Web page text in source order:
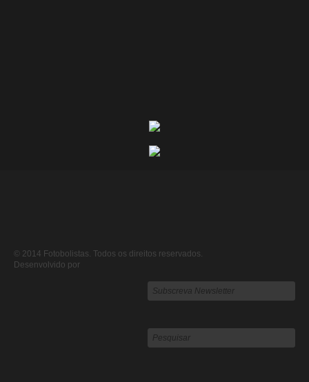
© 2014 Fotobolistas. Todos os direitos reservados.
Desenvolvido por